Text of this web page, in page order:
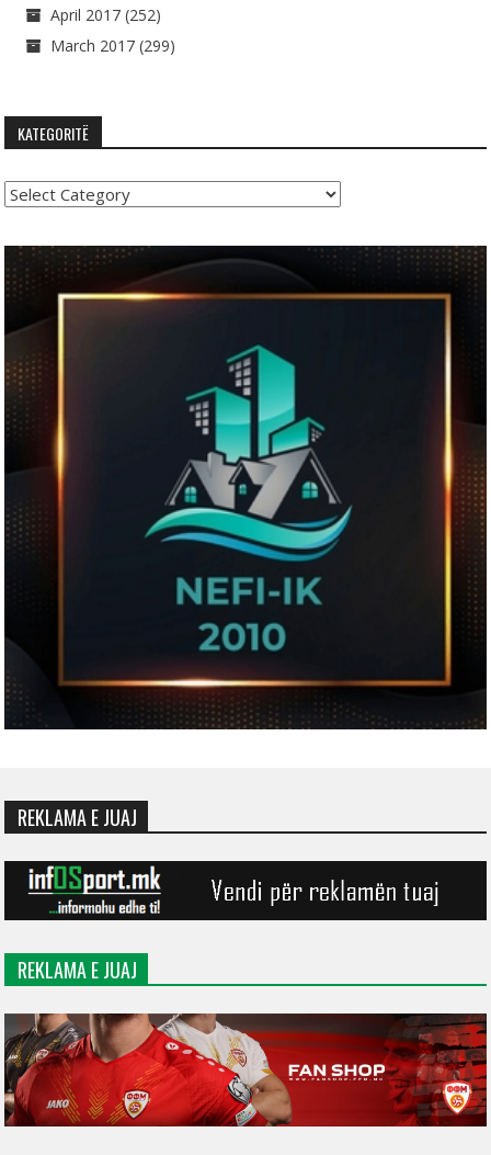
April 2017 (252)
March 2017 (299)
KATEGORITË
Kategoritë
REKLAMA E JUAJ
REKLAMA E JUAJ